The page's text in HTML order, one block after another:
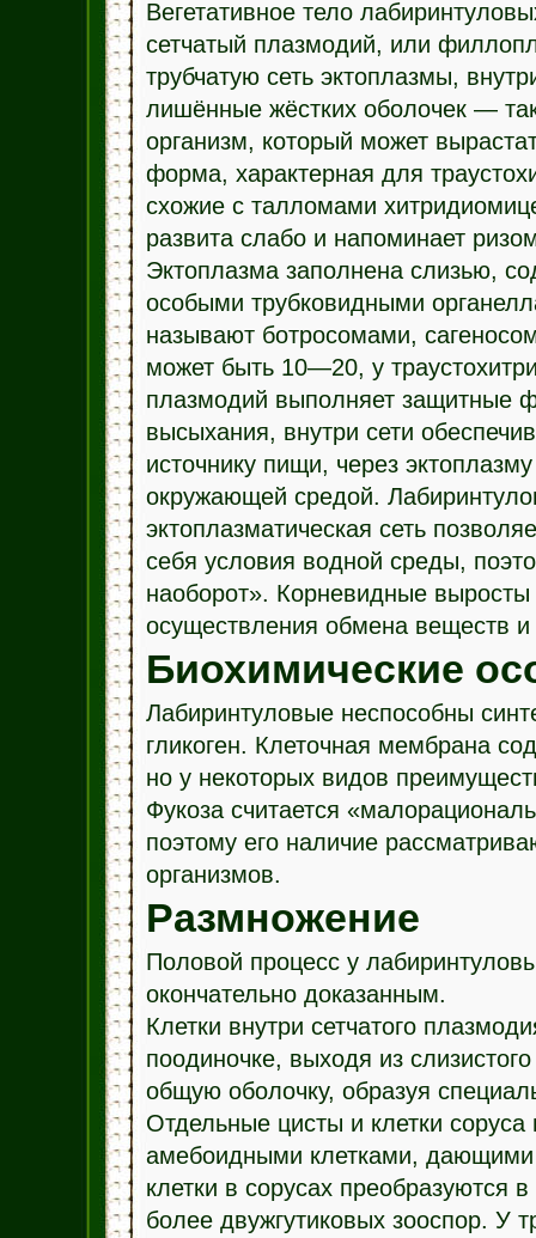
Вегетативное тело
сетчатый плазмодий, или
трубчатую сеть эктоплазмы,
лишённые жёстких оболочек —
организм, который может
форма, характерная для
схожие с талломами
развита слабо и напоминает
Эктоплазма заполнена слизью,
особыми трубковидными
называют ботросомами,
может быть 10—20, у
плазмодий выполняет защитные
высыхания, внутри сети
источнику пищи, через
окружающей средой.
эктоплазматическая сеть
себя условия водной среды,
наоборот». Корневидные
осуществления обмена веществ и
Биохимические
Лабиринтуловые неспособны
гликоген. Клеточная мембрана
но у некоторых видов
Фукоза считается
поэтому его наличие
организмов.
Размножение
Половой процесс у
окончательно доказанным.
Клетки внутри сетчатого
поодиночке, выходя из
общую оболочку, образуя
Отдельные цисты и клетки
амебоидными клетками,
клетки в сорусах преобразуются
более двужгутиковых зооспор. У